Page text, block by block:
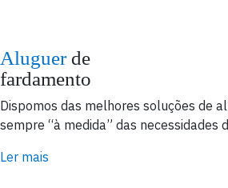
Aluguerde
fardamento
Dispomos das melhores soluções de
sempre “à medida” das necessidades
Ler mais